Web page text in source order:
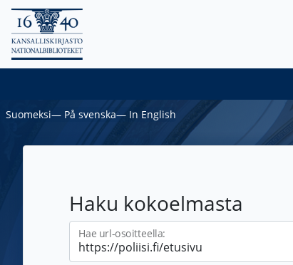
Suomeksi― På svenska― In English
Haku kokoelmasta
Hae url-osoitteella: